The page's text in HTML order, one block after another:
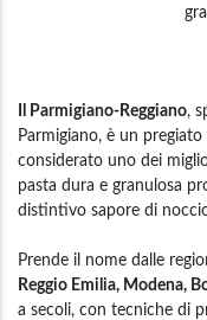
Il Parmigiano-Reggiano,
Parmigiano, è un
considerato uno dei
pasta dura e granulosa
distintivo sapore di
Prende il nome dalle
Reggio Emilia, Modena,
a secoli, con tecniche di